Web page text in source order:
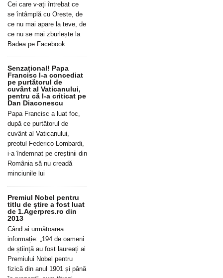
Cei care v-ați întrebat ce
se întâmplă cu Oreste, de
ce nu mai apare la teve, de
ce nu se mai zburlește la
Badea pe Facebook
Senzațional! Papa
Francisc l-a concediat
pe purtătorul de
cuvânt al Vaticanului,
pentru că l-a criticat pe
Dan Diaconescu
Papa Francisc a luat foc,
după ce purtătorul de
cuvânt al Vaticanului,
preotul Federico Lombardi,
i-a îndemnat pe creștinii din
România să nu creadă
minciunile lui
Premiul Nobel pentru
titlu de știre a fost luat
de 1.Agerpres.ro din
2013
Când ai următoarea
informație: „194 de oameni
de știință au fost laureați ai
Premiului Nobel pentru
fizică din anul 1901 și până